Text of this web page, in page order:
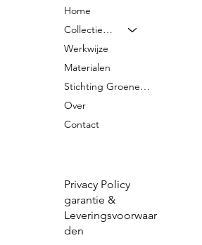
Privacy Policy
garantie &
Leveringsvoorwaar
den
Home
Collectie & Prijzen
Werkwijze
Materialen
Stichting Groene Graven
Over
Contact